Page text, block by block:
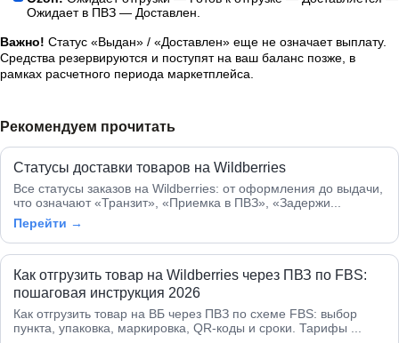
Ожидает в ПВЗ — Доставлен.
Важно! Статус «Выдан» / «Доставлен» еще не означает выплату.
Средства резервируются и поступят на ваш баланс позже, в
рамках расчетного периода маркетплейса.
Рекомендуем прочитать
Статусы доставки товаров на Wildberries
Все статусы заказов на Wildberries: от оформления до выдачи,
что означают «Транзит», «Приемка в ПВЗ», «Задержи...
Перейти →
Как отгрузить товар на Wildberries через ПВЗ по FBS:
пошаговая инструкция 2026
Как отгрузить товар на ВБ через ПВЗ по схеме FBS: выбор
пункта, упаковка, маркировка, QR-коды и сроки. Тарифы ...